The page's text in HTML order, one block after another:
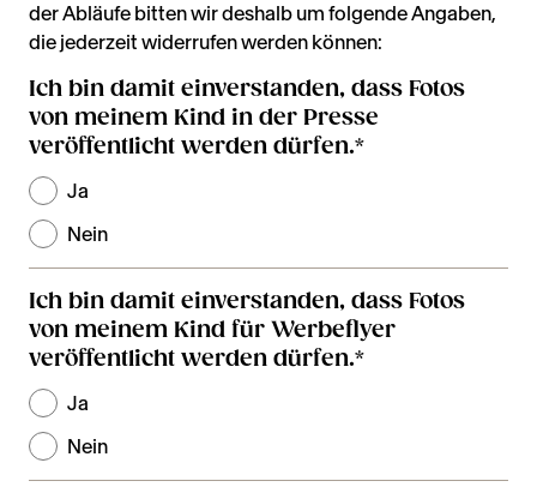
der Abläufe bitten wir deshalb um folgende Angaben,
die jederzeit widerrufen werden können:
Ich bin damit einverstanden, dass Fotos
von meinem Kind in der Presse
veröffentlicht werden dürfen.*
Ja
Nein
Ich bin damit einverstanden, dass Fotos
von meinem Kind für Werbeflyer
veröffentlicht werden dürfen.*
Ja
Nein